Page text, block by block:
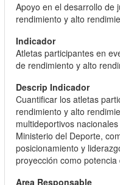
Apoyo en el desarrollo de
rendimiento y alto
Atletas participantes en
de rendimiento y alto
Cuantificar los atletas
rendimiento y alto
multideportivos
Ministerio del Deporte,
posicionamiento y
proyección como